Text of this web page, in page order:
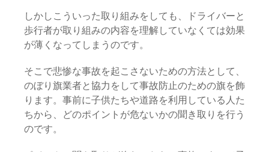
しかしこういった取り組みをしても、ドライバーと
歩行者が取り組みの内容を理解していなくては効果
が薄くなってしまうのです。
そこで悲惨な事故を起こさないための方法として、
のぼり旗業者と協力をして事故防止のための旗を飾
ります。事前に子供たちや道路を利用している人た
ちから、どのポイントが危ないかの聞き取りを行う
のです。